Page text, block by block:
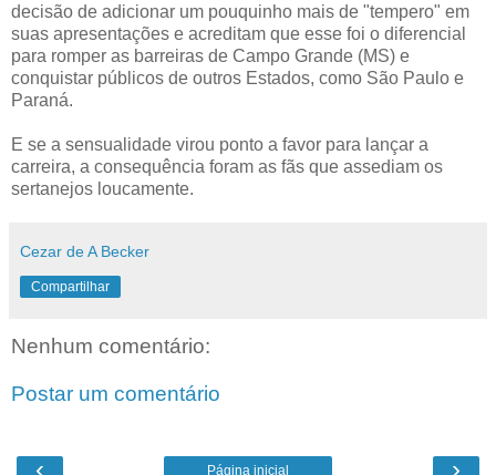
decisão de adicionar um pouquinho mais de "tempero" em
suas apresentações e acreditam que esse foi o diferencial
para romper as barreiras de Campo Grande (MS) e
conquistar públicos de outros Estados, como São Paulo e
Paraná.
E se a sensualidade virou ponto a favor para lançar a
carreira, a consequência foram as fãs que assediam os
sertanejos loucamente.
Cezar de A Becker
Compartilhar
Nenhum comentário:
Postar um comentário
‹ ›
Página inicial